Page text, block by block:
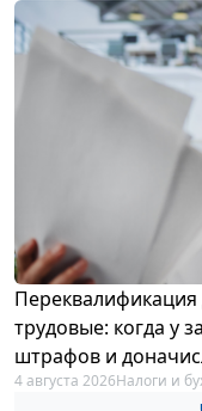
трудовые: когда у
штрафов и
4 августа 2026Налоги и